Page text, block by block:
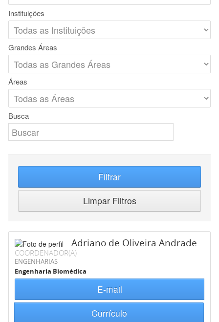
Instituições
Grandes Áreas
Áreas
Busca
Filtrar
Limpar Filtros
Adriano de Oliveira Andrade
COORDENADOR(A)
ENGENHARIAS
Engenharia Biomédica
E-mail
Currículo